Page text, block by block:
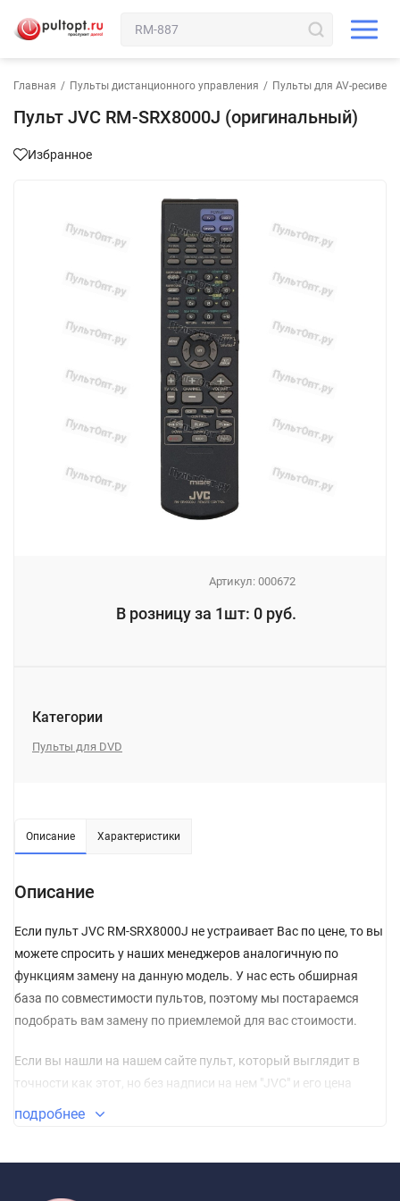
Главная / Пульты дистанционного управления / Пульты для AV-ресивера
Пульт JVC RM-SRX8000J (оригинальный)
Избранное
Артикул: 000672
В розницу за 1шт: 0 руб.
Категории
Пульты для DVD
Описание Характеристики
Описание
Если пульт JVC RM-SRX8000J не устраивает Вас по цене, то вы
можете спросить у наших менеджеров аналогичную по
функциям замену на данную модель. У нас есть обширная
база по совместимости пультов, поэтому мы постараемся
подобрать вам замену по приемлемой для вас стоимости.
Если вы нашли на нашем сайте пульт, который выглядит в
точности как этот, но без надписи на нем "JVC" и его цена
гораздо ниже, то, можете не сомневаться, и сразу класть его в
подробнее